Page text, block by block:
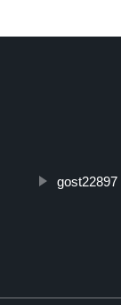
gost22897